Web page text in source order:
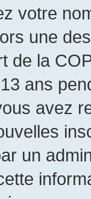
votre
une
de la
ans
avez
un